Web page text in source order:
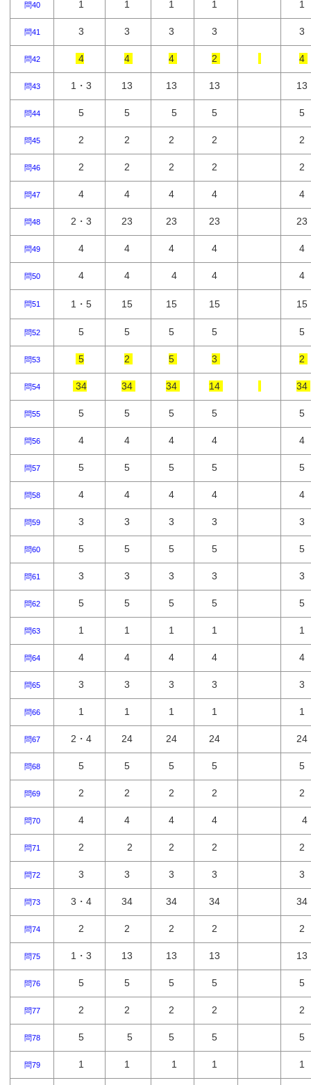
問40 1 1 1 1 1
問41 3 3 3 3 3
問42 4 4 4 2 4
問43 1・3 13 13 13 13
問44 5 5 5 5 5
問45 2 2 2 2 2
問46 2 2 2 2 2
問47 4 4 4 4 4
問48 2・3 23 23 23 23
問49 4 4 4 4 4
問50 4 4 4 4 4
問51 1・5 15 15 15 15
問52 5 5 5 5 5
問53 5 2 5 3 2
問54 34 34 34 14 34
問55 5 5 5 5 5
問56 4 4 4 4 4
問57 5 5 5 5 5
問58 4 4 4 4 4
問59 3 3 3 3 3
問60 5 5 5 5 5
問61 3 3 3 3 3
問62 5 5 5 5 5
問63 1 1 1 1 1
問64 4 4 4 4 4
問65 3 3 3 3 3
問66 1 1 1 1 1
問67 2・4 24 24 24 24
問68 5 5 5 5 5
問69 2 2 2 2 2
問70 4 4 4 4 4
問71 2 2 2 2 2
問72 3 3 3 3 3
問73 3・4 34 34 34 34
問74 2 2 2 2 2
問75 1・3 13 13 13 13
問76 5 5 5 5 5
問77 2 2 2 2 2
問78 5 5 5 5 5
問79 1 1 1 1 1